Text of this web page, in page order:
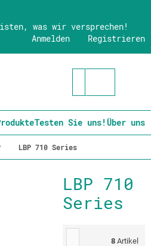
was wir versprechen!
Registrieren
Anmelden
Testen Sie uns!Über uns
LBP 710 Series
LBP 710
Series
8 Artikel